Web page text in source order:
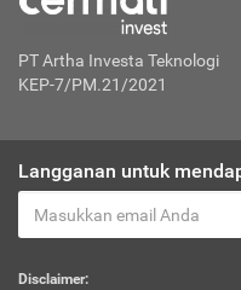
PT Artha Investa Teknologi
KEP-7/PM.21/2021
Langganan untuk
Disclaimer: